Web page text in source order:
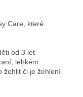
Care, které:
od 3 let
lehkém
žehlit či je žehlení